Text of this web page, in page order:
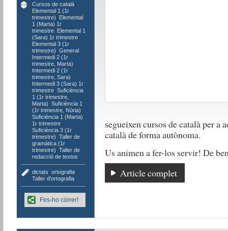
Cursos de català,
Elemental 1 (1r
trimestre)
Elemental
1 (Marta) 1r
trimestre, Elemental 1
(Sara) 1r trimestre,
Elemental 3 (1r
trimestre) General,
Intermedi 2 (1r
trimestre, Marta)
Intermedi 2 (1r
trimestre, Sara)
Intermedi 3 (Sara) 1r
trimestre, Suficiència
1 (1r trimestre,
Marta) Suficiència 1
(1r trimestre, Núria)
Suficiència 1 (Marta)
1r trimestre,
Suficiència 3 (1r
trimestre) Taller de
gramàtica (1r
trimestre) Taller de
redacció de textos
dictats ortografia,
Taller d'ortografia
segueixen cursos de català per a
català de forma autònoma.
Us animen a fer-los servir! De
Article complet
Fes-ho córrer!